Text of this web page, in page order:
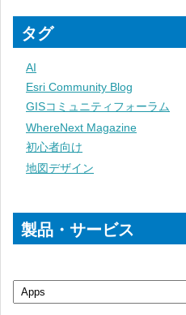
タグ
AI
Esri Community Blog
GISコミュニティフォーラム
WhereNext Magazine
初心者向け
地図デザイン
製品・サービス